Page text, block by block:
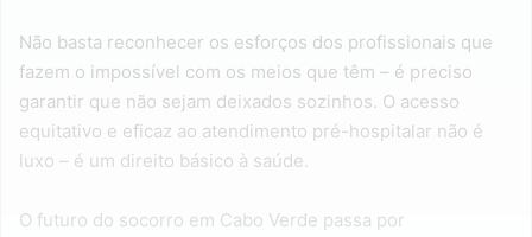
Não basta reconhecer os esforços dos profissionais que
fazem o impossível com os meios que têm – é preciso
garantir que não sejam deixados sozinhos. O acesso
equitativo e eficaz ao atendimento pré-hospitalar não é
luxo – é um direito básico à saúde.
O futuro do socorro em Cabo Verde passa por